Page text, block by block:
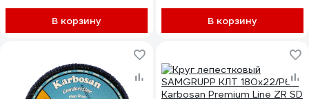
В корзину В корзину